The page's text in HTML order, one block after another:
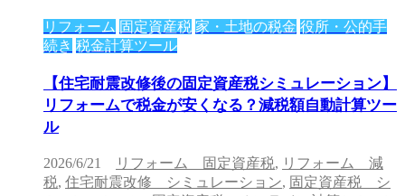
リフォーム 固定資産税 家・土地の税金 役所・公的手
続き 税金計算ツール
【住宅耐震改修後の固定資産税シミュレーション】
リフォームで税金が安くなる？減税額自動計算ツー
ル
2026/6/21 リフォーム 固定資産税, リフォーム 減
税, 住宅耐震改修 シミュレーション, 固定資産税 シ